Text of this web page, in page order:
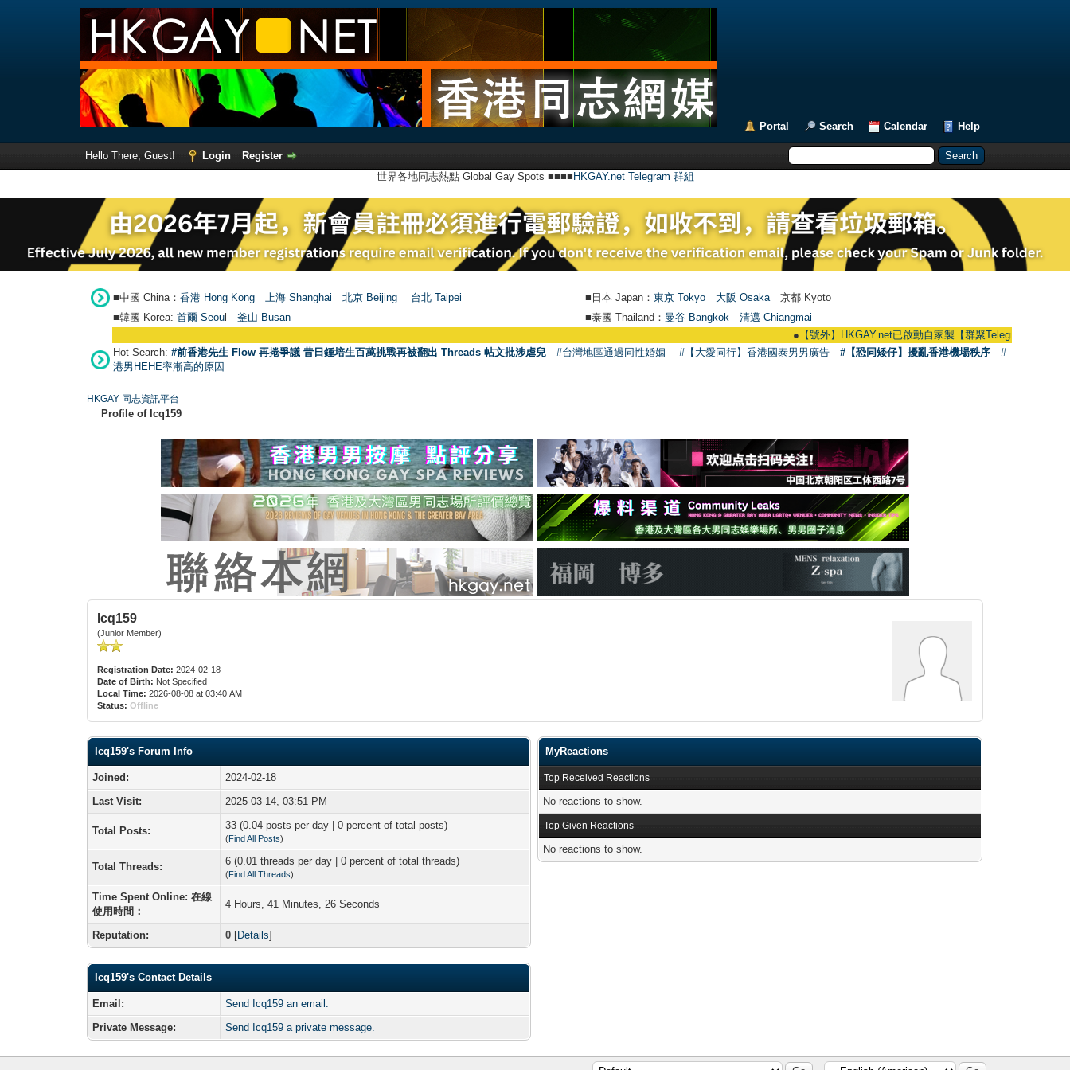
Portal Search Calendar Help
Hello There, Guest! Login
Register
世界各地同志熱點 Global Gay Spots ■■■■ HKGAY.net Telegram 群組
■中國 China： 香港 Hong Kong 上海 Shanghai 北京 Beijing 台北 Taipei ■日本 Japan： 東京 Tokyo 大阪 Osaka 京都 Kyoto
■韓國 Korea: 首爾 Seou 釜山 Busan ■泰國 Thailand： 曼谷 Bangkok
清邁 Chiangmai
【號外】HKGAY.net已啟動自家製【群聚Telegram群組】
Hot Search: #前香港先生 Flow 再捲爭議 昔日鍾培生百萬挑戰再被翻出 Threads 帖文批涉虐兒 #台灣地區通過同性婚姻 #【大愛同行】香港國泰男男廣告 #【恐同矮仔】擾亂香港機場秩序
#
港男HEHE率漸高的原因
HKGAY 同志資訊平台
Profile of Icq159
Icq159
(Junior Member)
Registration Date: 2024-02-18
Date of Birth: Not Specified
Local Time: 2026-08-08 at 03:40 AM
Status: Offline
Icq159's Forum Info
Joined:
2024-02-18
Last Visit:
2025-03-14, 03:51 PM
Total Posts: 33 (0.04 posts per day | 0 percent of total posts)
(Find All Posts)
Total Threads: 6 (0.01 threads per day | 0 percent of total threads)
(Find All Threads)
Time Spent Online: 在線
使用時間：
4 Hours, 41 Minutes, 26 Seconds
Reputation: 0 [Details]
Icq159's Contact Details
Email:
Send Icq159 an email.
Private Message:
Send Icq159 a private message.
MyReactions
Top Received Reactions
No reactions to show.
Top Given Reactions
No reactions to show.